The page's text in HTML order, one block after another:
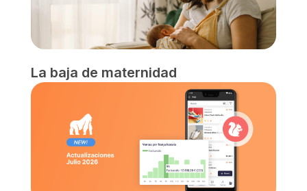
La baja de maternidad